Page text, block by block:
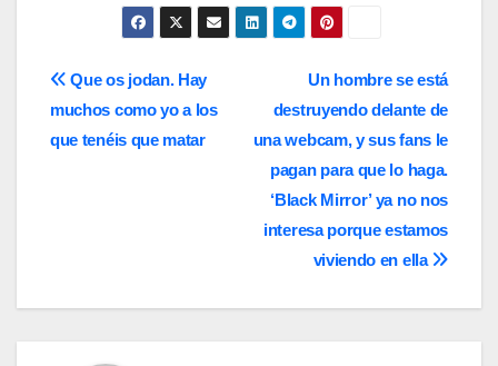
Navegación
de
Un hombre se está
destruyendo delante de
una webcam, y sus fans le
pagan para que lo haga.
‘Black Mirror’ ya no nos
interesa porque estamos
viviendo en ella
Que os jodan. Hay
muchos como yo a los
que tenéis que matar